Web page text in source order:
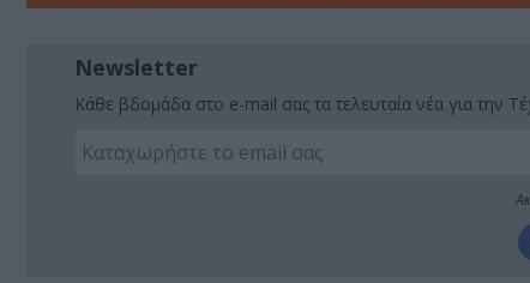
Newsletter
Κάθε βδομάδα στο e-mail σας τα τελευταία νέα για την